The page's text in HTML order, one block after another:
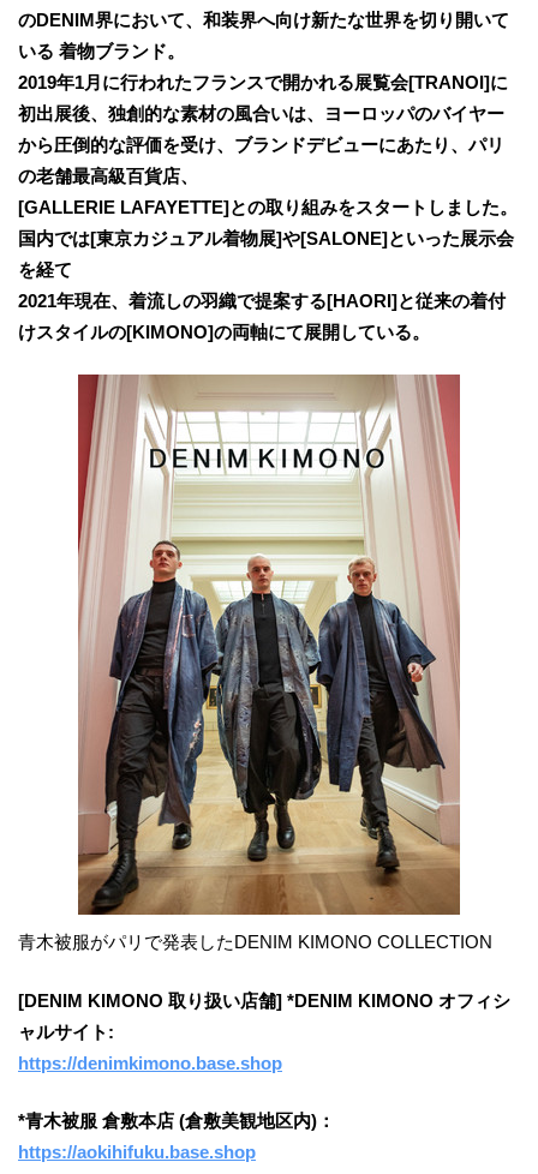
のDENIM界において、和装界へ向け新たな世界を切り開いて
いる 着物ブランド。
2019年1月に行われたフランスで開かれる展覧会[TRANOI]に
初出展後、独創的な素材の風合いは、ヨーロッパのバイヤー
から圧倒的な評価を受け、ブランドデビューにあたり、パリ
の老舗最高級百貨店、
[GALLERIE LAFAYETTE]との取り組みをスタートしました。
国内では[東京カジュアル着物展]や[SALONE]といった展示会
を経て
2021年現在、着流しの羽織で提案する[HAORI]と従来の着付
けスタイルの[KIMONO]の両軸にて展開している。
青木被服がパリで発表したDENIM KIMONO COLLECTION
[DENIM KIMONO 取り扱い店舗] *DENIM KIMONO オフィシ
ャルサイト:
https://denimkimono.base.shop
*青木被服 倉敷本店 (倉敷美観地区内)：
https://aokihifuku.base.shop